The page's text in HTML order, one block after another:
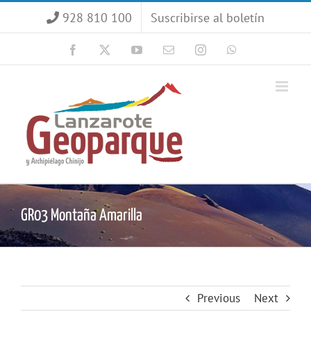
928 810 100 Suscribirse al boletín
Facebook YouTubeCorreoInstagram
GR03 Montaña Amarilla
Previous Next